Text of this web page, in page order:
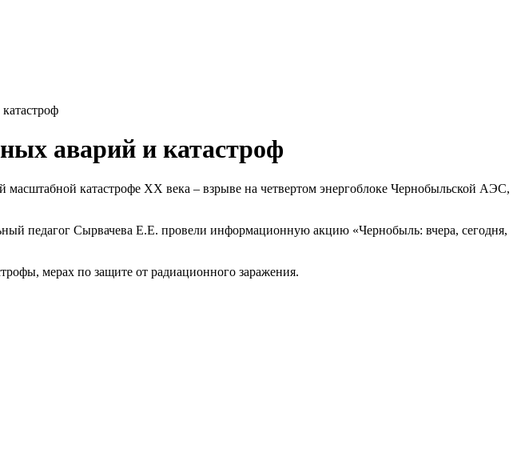
аварий и катастроф
катастрофе ХХ века – взрыве на четвертом энергоблоке Чернобыльской АЭС,
педагог Сырвачева Е.Е. провели информационную акцию «Чернобыль: вчера, сегодня,
мерах по защите от радиационного заражения.